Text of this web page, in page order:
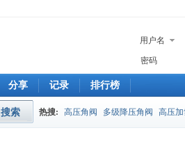
用户名
密码
分享 记录 排行榜
搜索 热搜: 高压角阀 多级降压角阀 高压加